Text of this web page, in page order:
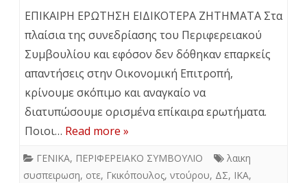
ΕΠΙΚΑΙΡΗ ΕΡΩΤΗΣΗ ΕΙΔΙΚΟΤΕΡΑ ΖΗΤΗΜΑΤΑ Στα
πλαίσια της συνεδρίασης του Περιφερειακού
Συμβουλίου και εφόσον δεν δόθηκαν επαρκείς
απαντήσεις στην Οικονομική Επιτροπή,
κρίνουμε σκόπιμο και αναγκαίο να
διατυπώσουμε ορισμένα επίκαιρα ερωτήματα.
Ποιοι… Read more »
ΓΕΝΙΚΑ, ΠΕΡΙΦΕΡΕΙΑΚΟ ΣΥΜΒΟΥΛΙΟ
λαικη
συσπειρωση, οτε, Γκικόπουλος, ντούρου, ΔΣ, ΙΚΑ,